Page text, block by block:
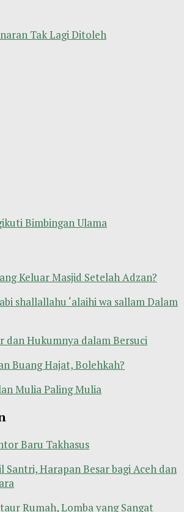
Tak Lagi Ditoleh
Bimbingan Ulama
Keluar Masjid Setelah Adzan?
shallallahu ‘alaihi wa sallam Dalam
dan Hukumnya dalam Bersuci
Buang Hajat, Bolehkah?
Mulia Paling Mulia
Baru Takhasus
Santri, Harapan Besar bagi Aceh dan
Rumah, Lomba yang Sangat